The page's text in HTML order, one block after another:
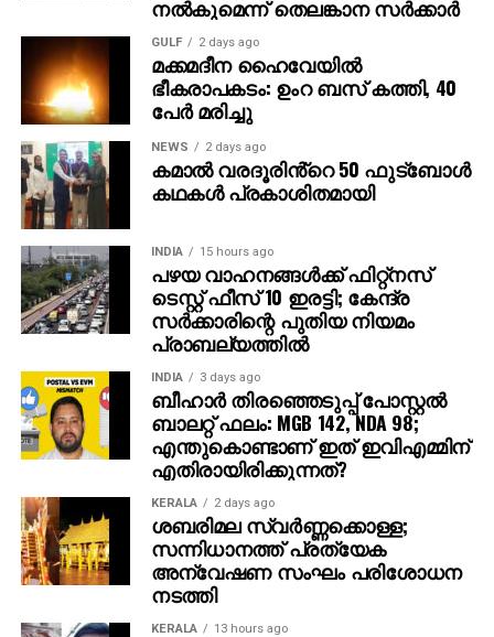
ചെയ്യാനാണ് സിപിഎം ശ്രമിച്ചത്. സിപിഎമ്മിന്റെ
നീചരാഷ്ട്രീയം ബോധ്യപ്പെട്ട ഹൈക്കോടതി,കനത്ത
പ്രഹരം നല്‍കി നടത്തിയ നിരീക്ഷണം അങ്ങേയറ്റം
സ്വാഗതാര്‍ഹമാണ്.ജനാധിപത്യ മൂല്യങ്ങള്‍
ഉയര്‍ത്തിപ്പിടിക്കണമെന്ന സന്ദേശമാണ് ഹൈക്കോടതി
ഇതിലൂടെ നല്‍കിയതെന്നും കെസി വേണുഗോപാല്‍
പറഞ്ഞു.
വൈഷ്ണയ്‌ക്കെതിരായ നീക്കത്തിലൂടെ
ചെറുപ്പക്കാരികളായ പെണ്‍കുട്ടികള്‍ സജീവ
രാഷ്ട്രീയരംഗത്തേക്ക് കടന്നുവരുന്നതിനെ
തടയിടാനാണ് സിപിഎം പരിശ്രമിച്ചത്. ഇത് അവരുടെ
ഇരട്ടത്താപ്പിന്റെ നേര്‍ച്ചിത്രമാണ്. ചെറുപ്പക്കാരിയെ
മേയര്‍ സ്ഥാനത്ത് അവരോധിച്ചതില്‍ ഊറ്റം കൊള്ളുന്ന
സിപിഎമ്മാണ് കോണ്‍ഗ്രസ് സ്ഥാനാര്‍ഥിക്ക് നേരെ
ജനാധിപത്യവിരുദ്ധത അഴിച്ചുവിട്ടതെന്നും
വേണുഗോപാല്‍ പരിഹസിച്ചു.
എസ്‌ഐആര്‍ ധൃതിപിടിച്ച് നടപ്പിലാക്കണമെന്ന കേന്ദ്ര
തെരഞ്ഞെടുപ്പ് കമ്മീഷന്റെ പിടിവാശി ബിജെപിയെ
സഹായിക്കാനാണ്. അതിനിടെയാണ് എസ് ഐ ആര്‍
മറയാക്കി സിപിഎം കള്ളവോട്ട് ചേര്‍ക്കലും, വോട്ടു
നിഷേധിക്കലും നടത്തുന്നത്. ബിജെപിയെപ്പോലെ
സിപിഎമ്മിന്റെ കപട മതേതരവാദവും ജനാധിപത്യ
നല്‍കുമെന്ന് തെലങ്കാന സര്‍ക്കാര്‍
GULF 2 days ago
മക്കമദീന ഹൈവേയില്‍
ഭീകരാപകടം: ഉംറ ബസ് കത്തി, 40
പേര്‍ മരിച്ചു
NEWS 2 days ago
കമാൽ വരദൂരിൻ്റെ 50 ഫുട്ബോൾ
കഥകൾ പ്രകാശിതമായി
INDIA 15 hours ago
പഴയ വാഹനങ്ങള്‍ക്ക് ഫിറ്റ്‌നസ്
ടെസ്റ്റ് ഫീസ് 10 ഇരട്ടി; കേന്ദ്ര
സര്‍ക്കാരിന്റെ പുതിയ നിയമം
പ്രാബല്യത്തില്‍
INDIA 3 days ago
ബീഹാർ തിരഞ്ഞെടുപ്പ് പോസ്റ്റൽ
ബാലറ്റ് ഫലം: MGB 142, NDA 98;
എന്തുകൊണ്ടാണ് ഇത് ഇവിഎമ്മിന്
എതിരായിരിക്കുന്നത്?
KERALA 2 days ago
ശബരിമല സ്വര്‍ണ്ണക്കൊള്ള;
സന്നിധാനത്ത് പ്രത്യേക
അന്വേഷണ സംഘം പരിശോധന
നടത്തി
KERALA 13 hours ago